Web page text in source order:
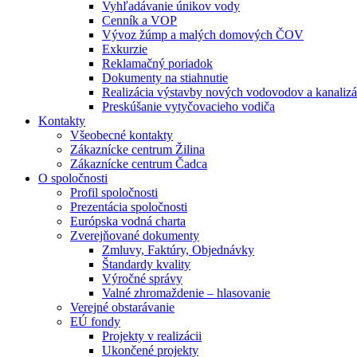
Vyhľadávanie únikov vody
Cenník a VOP
Vývoz žúmp a malých domových ČOV
Exkurzie
Reklamačný poriadok
Dokumenty na stiahnutie
Realizácia výstavby nových vodovodov a
Preskúšanie vytyčovacieho vodiča
Kontakty
Všeobecné kontakty
Zákazní­cke centrum Žilina
Zákazní­cke centrum Čadca
O spoločnosti
Profil spoločnosti
Prezentácia spoločnosti
Európska vodná charta
Zverejňované dokumenty
Zmluvy, Faktúry, Objednávky
Štandardy kvality
Výročné správy
Valné zhromaždenie – hlasovanie
Verejné obstarávanie
EÚ fondy
Projekty v realizácii
Ukončené projekty